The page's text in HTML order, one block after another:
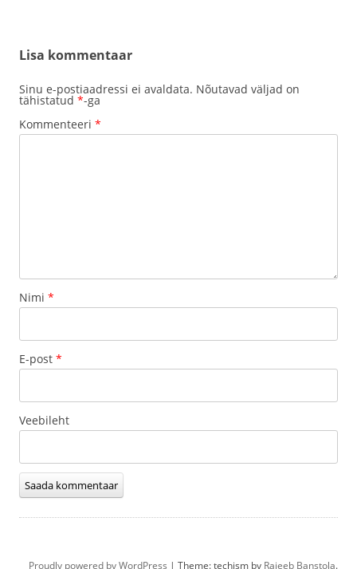
Lisa kommentaar
Sinu e-postiaadressi ei avaldata. Nõutavad väljad on
tähistatud *-ga
Kommenteeri *
Nimi *
E-post *
Veebileht
Proudly powered by WordPress | Theme: techism by Rajeeb Banstola.